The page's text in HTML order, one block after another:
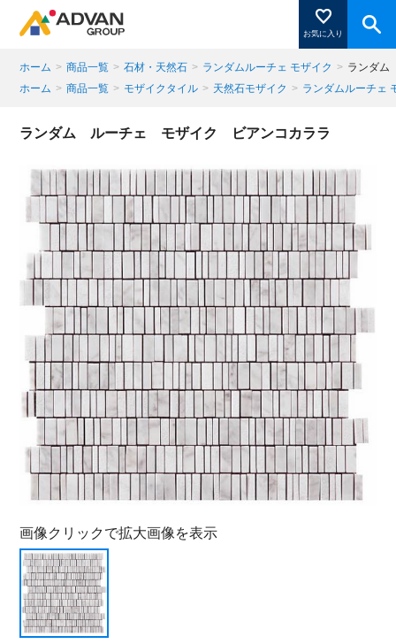
お気に入り
商品がここに表示されます。
閉じる
ホーム > 商品一覧 > 石材・天然石 > ランダムルーチェ モザイク > ランダ
ホーム > 商品一覧 > モザイクタイル > 天然石モザイク > ランダムルーチェ
ランダム ルーチェ モザイク ビアンコカララ
画像クリックで拡大画像を表示